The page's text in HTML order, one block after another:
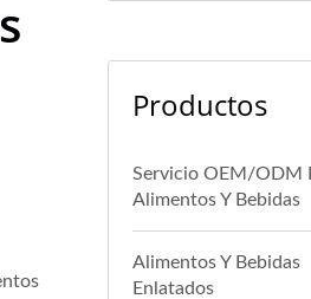
Productos
Servicio OEM/ODM
Alimentos Y Bebidas
Alimentos Y Bebidas
Enlatados